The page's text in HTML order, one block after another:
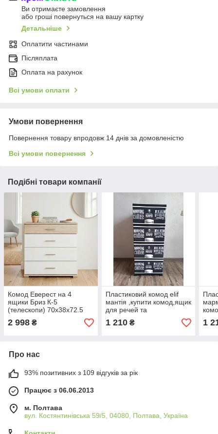
Ви отримаєте замовлення
або гроші повернуться на вашу картку
Детальніше
Оплатити частинами
Післяплата
Оплата на рахунок
Всі умови оплати
Умови повернення
Повернення товару впродовж 14 днів за домовленістю
Всі умови повернення
Подібні товари компанії
Комод Еверест на 4
ящики Бриз К-5
(телескопи) 70х38х72.5
Дуб сонома/Білий (DTM-
073859)
2 998 ₴
Пластиковий комод elif
мантія ,купити комод,ящик
для речей та
іграшок(еліф)
1 210₴ 1
Про нас
93% позитивних з 109 відгуків за рік
Працює з 06.06.2013
м. Полтава
вул. Костянтинівська 59/5, 04080, Полтава, Україна